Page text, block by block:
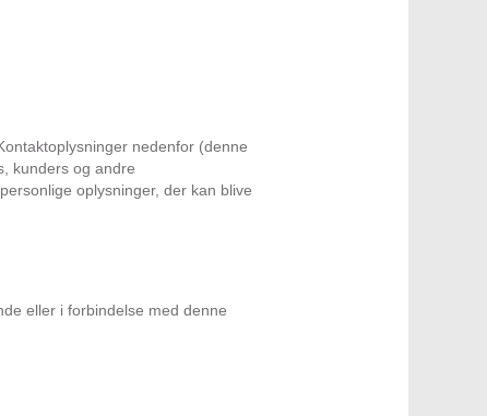
nedenfor (denne
kunders og andre
oplysninger, der kan blive
eller i forbindelse med denne